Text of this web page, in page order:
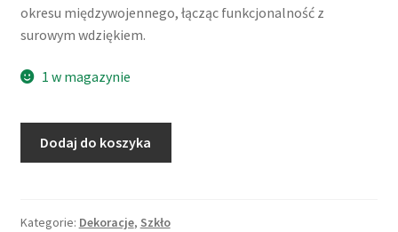
okresu międzywojennego, łącząc funkcjonalność z
surowym wdziękiem.
1 w magazynie
ringholder,
Dodaj do koszyka
Kategorie: Dekoracje, Szkło